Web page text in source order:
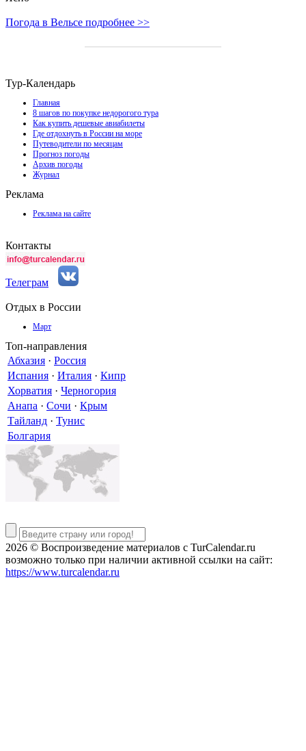
Погода в Вельсе подробнее >>
Тур-Календарь
Главная
8 шагов по покупке недорогого тура
Как купить дешевые авиабилеты
Где отдохнуть в России на море
Путеводители по месяцам
Прогноз погоды
Архив погоды
Журнал
Реклама
Реклама на сайте
Контакты
Телеграм
Отдых в России
Март
Топ-направления
Абхазия · Россия
Испания · Италия · Кипр
Хорватия · Черногория
Анапа · Сочи · Крым
Тайланд · Тунис
Болгария
2026 © Воспроизведение материалов c TurCalendar.ru
возможно только при наличии активной ссылки на сайт:
https://www.turcalendar.ru